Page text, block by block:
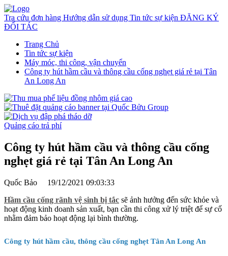
Tra cứu đơn hàng Hướng dẫn sử dụng Tin tức sự kiện ĐĂNG KÝ
ĐỐI TÁC
Trang Chủ
Tin tức sự kiện
Máy móc, thi công, vận chuyển
Công ty hút hầm cầu và thông cầu cống nghẹt giá rẻ tại Tân
An Long An
Quảng cáo trả phí
Công ty hút hầm cầu và thông cầu cống
nghẹt giá rẻ tại Tân An Long An
Quốc Bảo 19/12/2021 09:03:33
Hầm cầu cống rãnh vệ sinh bị tắc sẽ ảnh hưởng đến sức khỏe và
hoạt động kinh doanh sản xuất, bạn cần thi công xử lý triệt để sự cố
nhằm đảm bảo hoạt động lại bình thường.
Công ty hút hầm cầu, thông cầu cống nghẹt Tân An Long An